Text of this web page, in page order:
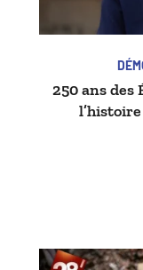
250 ans des